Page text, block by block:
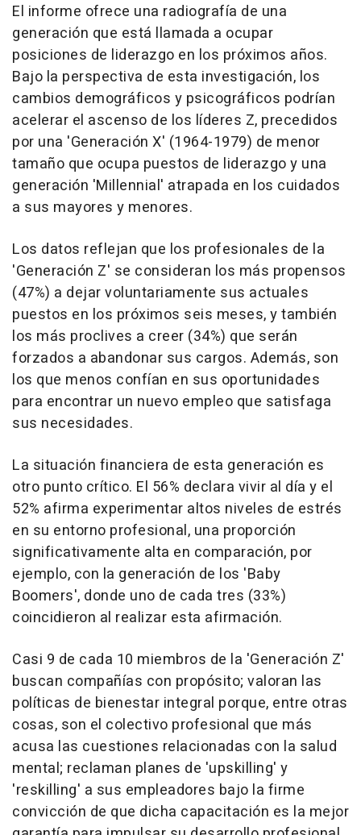
El informe ofrece una radiografía de una
generación que está llamada a ocupar
posiciones de liderazgo en los próximos años.
Bajo la perspectiva de esta investigación, los
cambios demográficos y psicográficos podrían
acelerar el ascenso de los líderes Z, precedidos
por una 'Generación X' (1964-1979) de menor
tamaño que ocupa puestos de liderazgo y una
generación 'Millennial' atrapada en los cuidados
a sus mayores y menores.
Los datos reflejan que los profesionales de la
'Generación Z' se consideran los más propensos
(47%) a dejar voluntariamente sus actuales
puestos en los próximos seis meses, y también
los más proclives a creer (34%) que serán
forzados a abandonar sus cargos. Además, son
los que menos confían en sus oportunidades
para encontrar un nuevo empleo que satisfaga
sus necesidades.
La situación financiera de esta generación es
otro punto crítico. El 56% declara vivir al día y el
52% afirma experimentar altos niveles de estrés
en su entorno profesional, una proporción
significativamente alta en comparación, por
ejemplo, con la generación de los 'Baby
Boomers', donde uno de cada tres (33%)
coincidieron al realizar esta afirmación.
Casi 9 de cada 10 miembros de la 'Generación Z'
buscan compañías con propósito; valoran las
políticas de bienestar integral porque, entre otras
cosas, son el colectivo profesional que más
acusa las cuestiones relacionadas con la salud
mental; reclaman planes de 'upskilling' y
'reskilling' a sus empleadores bajo la firme
convicción de que dicha capacitación es la mejor